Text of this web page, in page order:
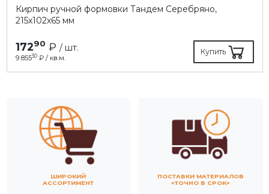
Кирпич ручной формовки Тандем Серебряно,
215х102х65 мм
17290 ₽ / шт.
9 85530₽ / кв.м.
Купить
ШИРОКИЙ
АССОРТИМЕНТ
ПОСТАВКИ МАТЕРИАЛОВ
«ТОЧНО В СРОК»